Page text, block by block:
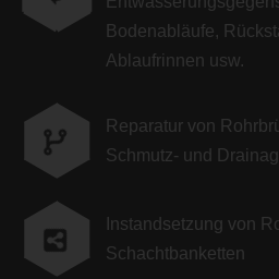
Bodenabläufe,
Ablaufrinnen usw.
Reparatur von
Schmutz- und
Instandsetzung von
Schachtbanketten